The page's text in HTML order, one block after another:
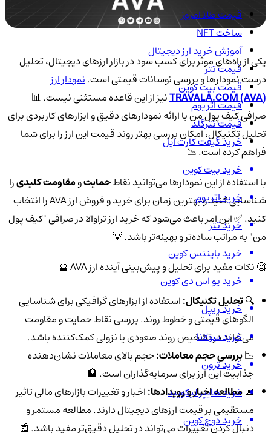
یکی از راه‌های موثر برای کسب سود در بازار ارزهای دیجیتال، تحلیل
درست نمودارها و بررسی نوسانات قیمتی است.نمودار ارز
TRAVALA.COM (AVA)نیز از این قاعده مستثنی نیست. 📊
صرافی کیف پول من با ارائه نمودارهای دقیق و ابزارهای کاربردی برای
تحلیل تکنیکال، امکان بررسی بهتر روند قیمت این ارز را برای شما
فراهم کرده است. 📉
با استفاده از این نمودارها می‌توانید نقاطحمایتومقاومت کلیدیرا
شناسایی کنید و بهترین زمان برای خرید و فروش ارز AVA را انتخاب
کنید. ✅ این امر باعث می‌شود که خرید ارز تراوالا در صرافی "کیف پول
من" به مراتب ساده‌تر و بهینه‌تر باشد. 💡
🧐 نکات مفید برای تحلیل و پیش‌بینی آینده ارز AVA 🔮
🔍تحلیل تکنیکال:استفاده از ابزارهای گرافیکی برای شناسایی
الگوهای قیمتی و خطوط روند. بررسی نقاط حمایت و مقاومت
می‌تواند در تشخیص روند صعودی یا نزولی کمک‌کننده باشد.
📉بررسی حجم معاملات:حجم بالای معاملات نشان‌دهنده
جذابیت این ارز برای سرمایه‌گذاران است. 🏦
📅مطالعه اخبار و رویدادها:اخبار و تغییرات بازارهای مالی تاثیر
مستقیمی بر قیمت ارزهای دیجیتال دارند. مطالعه مستمر و
دنبال کردن تغییرات می‌تواند در تحلیل دقیق‌تر مفید باشد. 📰
قیمت طلا امروز
ساخت NFT
آموزش خرید ارز دیجیتال
قیمت تتر
قیمت بیت کوین
قیمت اتریوم
قیمت تترگلد
خرید گیفت کارت اپل
خرید بیت کوین
خرید اتریوم
خرید تتر
خرید بایننس کوین
خرید یو اس دی کوین
خرید ریپل
خرید سولانا
خرید ترون
خرید هایپر لیکویید
خرید دوج کوین